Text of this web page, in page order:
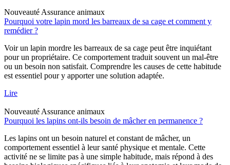
Nouveauté Assurance animaux
Pourquoi votre lapin mord les barreaux de sa cage et comment y
remédier ?
Voir un lapin mordre les barreaux de sa cage peut être inquiétant
pour un propriétaire. Ce comportement traduit souvent un mal-être
ou un besoin non satisfait. Comprendre les causes de cette habitude
est essentiel pour y apporter une solution adaptée.
Lire
Nouveauté Assurance animaux
Pourquoi les lapins ont-ils besoin de mâcher en permanence ?
Les lapins ont un besoin naturel et constant de mâcher, un
comportement essentiel à leur santé physique et mentale. Cette
activité ne se limite pas à une simple habitude, mais répond à des